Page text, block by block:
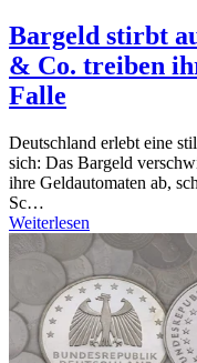
Bargeld stirbt
& Co. treiben
Falle
Deutschland erlebt eine
sich: Das Bargeld
ihre Geldautomaten ab,
Sc…
Weiterlesen